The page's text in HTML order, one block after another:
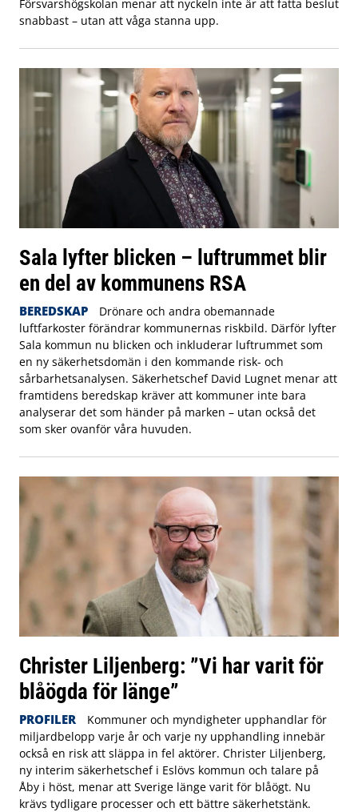
Försvarshögskolan menar att nyckeln inte är att fatta beslut
snabbast – utan att våga stanna upp.
Sala lyfter blicken – luftrummet blir
en del av kommunens RSA
BEREDSKAP
Drönare och andra obemannade
luftfarkoster förändrar kommunernas riskbild. Därför lyfter
Sala kommun nu blicken och inkluderar luftrummet som
en ny säkerhetsdomän i den kommande risk- och
sårbarhetsanalysen. Säkerhetschef David Lugnet menar att
framtidens beredskap kräver att kommuner inte bara
analyserar det som händer på marken – utan också det
som sker ovanför våra huvuden.
Christer Liljenberg: ”Vi har varit för
blåögda för länge”
PROFILER
Kommuner och myndigheter upphandlar för
miljardbelopp varje år och varje ny upphandling innebär
också en risk att släppa in fel aktörer. Christer Liljenberg,
ny interim säkerhetschef i Eslövs kommun och talare på
Åby i höst, menar att Sverige länge varit för blåögt. Nu
krävs tydligare processer och ett bättre säkerhetstänk.